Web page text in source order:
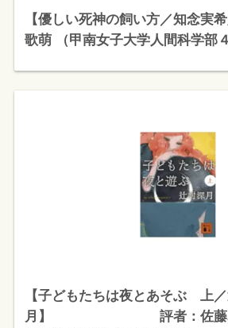
【優しい死神の飼い方／知念実
歌萌 （甲南女子大学人間科学部４
【子どもたちは夜とあそぶ 上
月】 評者：佐藤み